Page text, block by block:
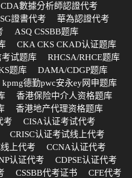
CDA數據分析師認證代考
證書代考
華為認證代考
ASQ CSSBB题库
CKA CKS CKAD认证题库
试题库
RHCSA/RHCE题库
题库
DAMA/CDGP题库
kpmg德勤pwc安永ey网申题库
香港保险中介人资格题库
香港地产代理资格题库
考
CISA认证考试代考
CRISC认证考试线上代考
上代考
CCNA认证代考
认证代考
CDPSE认证代考
CSSBB代考证书
CFE代考